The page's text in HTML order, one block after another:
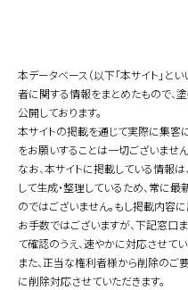
本データベース（以下「本サイト」と
者に関する情報をまとめたもので、
公開しております。
本サイトの掲載を通じて実際に集客
をお願いすることは一切ございません
なお、本サイトに掲載している情報
して生成・整理しているため、常に
のではございません。もし掲載内容
お手数ではございますが、下記窓口
て確認のうえ、速やかに対応させてい
また、正当な権利者様から削除のご
に削除対応させていただきます。